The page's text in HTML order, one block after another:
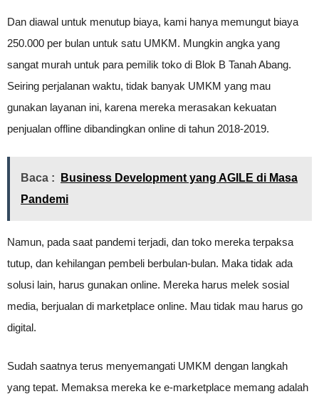
Dan diawal untuk menutup biaya, kami hanya memungut biaya
250.000 per bulan untuk satu UMKM. Mungkin angka yang
sangat murah untuk para pemilik toko di Blok B Tanah Abang.
Seiring perjalanan waktu, tidak banyak UMKM yang mau
gunakan layanan ini, karena mereka merasakan kekuatan
penjualan offline dibandingkan online di tahun 2018-2019.
Baca :
Business Development yang AGILE di Masa
Pandemi
Namun, pada saat pandemi terjadi, dan toko mereka terpaksa
tutup, dan kehilangan pembeli berbulan-bulan. Maka tidak ada
solusi lain, harus gunakan online. Mereka harus melek sosial
media, berjualan di marketplace online. Mau tidak mau harus go
digital.
Sudah saatnya terus menyemangati UMKM dengan langkah
yang tepat. Memaksa mereka ke e-marketplace memang adalah